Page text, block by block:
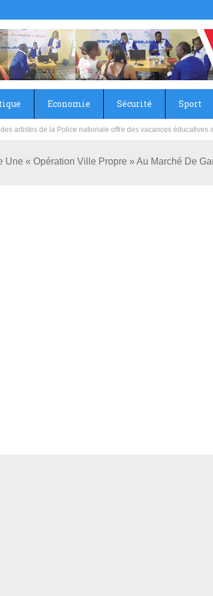
Economie Sécurité Sport
primaire et collège du Camp Général Aboubacar Sangoulé
Une « Opération Ville Propre » Au Marché De